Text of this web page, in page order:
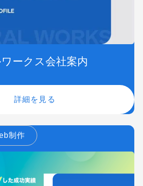
ークス会社案内
詳細を見る
制作